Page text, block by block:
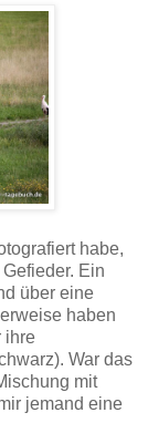
habe,
Ein
über eine
haben
ihre
War das
mit
jemand eine